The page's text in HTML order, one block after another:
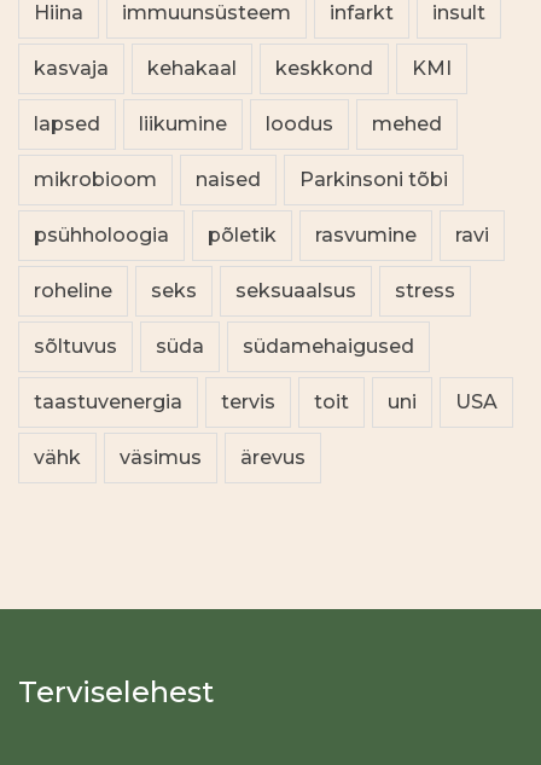
Hiina immuunsüsteem infarkt insult
kasvaja kehakaal keskkond KMI
lapsed liikumine loodus mehed
mikrobioom naised Parkinsoni tõbi
psühholoogia põletik rasvumine ravi
roheline seks seksuaalsus stress
sõltuvus süda südamehaigused
taastuvenergia tervis toit uni USA
vähk väsimus ärevus
Terviselehest